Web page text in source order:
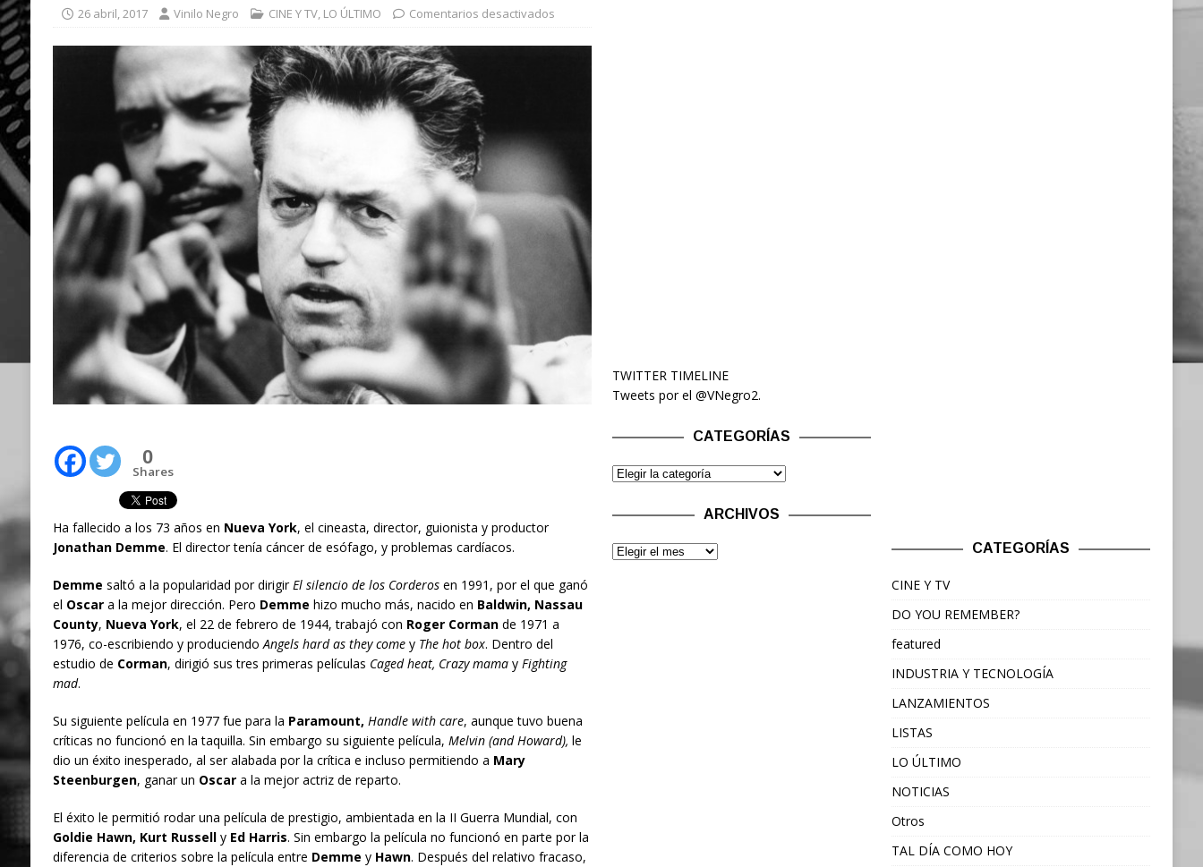
26 abril, 2017 Vinilo Negro CINE Y TV, LO ÚLTIMO Comentarios desactivados
0
Shares
Ha fallecido a los 73 años en Nueva York, el cineasta, director, guionista y productor
Jonathan Demme. El director tenía cáncer de esófago, y problemas cardíacos.
Demme saltó a la popularidad por dirigirEl silencio de los Corderosen 1991, por el que ganó
el Oscara la mejor dirección. Pero Demme hizo mucho más, nacido en Baldwin, Nassau
County, Nueva York, el 22 de febrero de 1944, trabajó con Roger Cormande 1971 a
1976, co-escribiendo y produciendo Angels hard as they comey The hot box. Dentro del
estudio de Corman, dirigió sus tres primeras películas Caged heat, Crazy mamay Fighting
mad.
Su siguiente película en 1977 fue para la Paramount, Handle with care, aunque tuvo buena
críticas no funcionó en la taquilla. Sin embargo su siguiente película, Melvin (and Howard), le
dio un éxito inesperado, al ser alabada por la crítica e incluso permitiendo a Mary
Steenburgen, ganar un Oscara la mejor actriz de reparto.
El éxito le permitió rodar una película de prestigio, ambientada en la II Guerra Mundial, con
Goldie Hawn, Kurt RussellyEd Harris. Sin embargo la película no funcionó en parte por la
diferencia de criterios sobre la película entre Demme y Hawn. Después del relativo fracaso,
TWITTER TIMELINE
Tweets por el @VNegro2.
CATEGORÍAS
ARCHIVOS
CATEGORÍAS
CINE Y TV
DO YOU REMEMBER?
featured
INDUSTRIA Y TECNOLOGÍA
LANZAMIENTOS
LISTAS
LO ÚLTIMO
NOTICIAS
Otros
TAL DÍA COMO HOY